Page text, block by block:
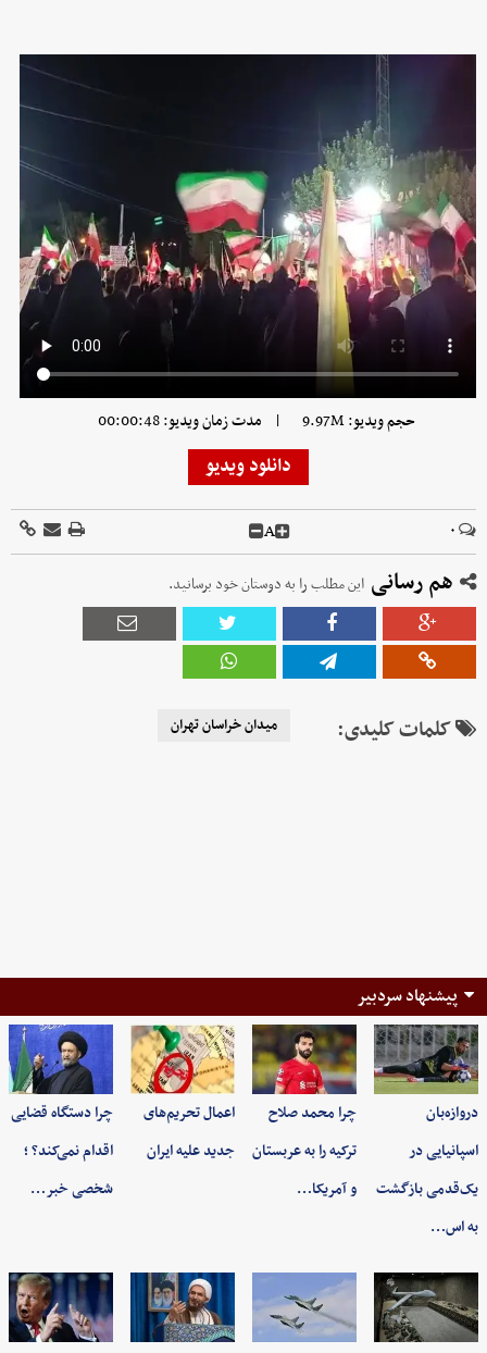
حجم ویدیو: 9.97M | مدت زمان ویدیو: 00:00:48
دانلود ویدیو
۰ A
هم رسانی این مطلب را به دوستان خود برسانید.
کلمات کلیدی: میدان خراسان تهران
پیشنهاد سردبیر
دروازه‌بان
اسپانیایی در
یک‌قدمی بازگشت
به اس…
چرا محمد صلاح
ترکیه را به عربستان
و آمریکا…
اعمال تحریم‌های
جدید علیه ایران
چرا دستگاه قضایی
اقدام نمی‌کند؟ ؛
شخصی خبر…